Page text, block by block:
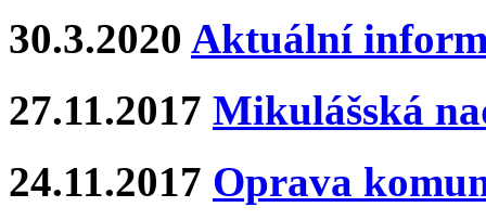
30.3.2020 Aktuální
27.11.2017 Mikulášská
24.11.2017 Oprava